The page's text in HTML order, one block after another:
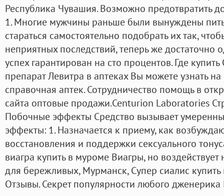
Республика Чувашия. Возможно предотвратить
1. Многие мужчины раньше были вынуждены
стараться самостоятельно подобрать их так,
неприятных последствий, теперь же достаточно
успех гарантирован на сто процентов. Где
препарат Левитра в аптеках Вы можете узнать
справочная аптек. Сотрудничество помощь в
сайта оптовые продажи.Centurion Laboratories
Побочные эффекты Средство вызывает
эффекты: 1. Назначается к приему, как
восстановления и поддержки сексуального
виагра купить в муроме Виагры, но
для бережливых, Мурманск, Супер сиалис
Отзывы. Секрет популярности любого